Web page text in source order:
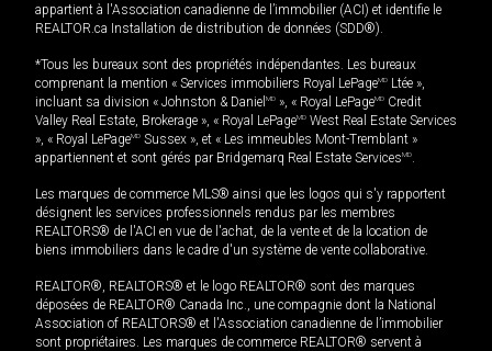
appartient à l'Association canadienne de l’immobilier (ACI) et identifie le
REALTOR.ca Installation de distribution de données (SDD®).
*Tous les bureaux sont des propriétés indépendantes. Les bureaux
comprenant la mention « Services immobiliers Royal LePageMD Ltée »,
incluant sa division « Johnston & Daniel MD », « Royal LePageMD Credit
Valley Real Estate, Brokerage », « Royal LePageMD West Real Estate Services
», « Royal LePageMD Sussex », et « Les immeubles Mont-Tremblant »
appartiennent et sont gérés par Bridgemarq Real Estate ServicesMD
Les marques de commerce MLS® ainsi que les logos qui s'y rapportent
désignent les services professionnels rendus par les membres
REALTORS® de l'ACI en vue de l'achat, de la vente et de la location de
biens immobiliers dans le cadre d'un système de vente collaborative.
REALTOR®, REALTORS® et le logo REALTOR® sont des marques
déposées de REALTOR® Canada Inc., une compagnie dont la National
Association of REALTORS® et l'Association canadienne de l’immobilier
sont propriétaires. Les marques de commerce REALTOR® servent à